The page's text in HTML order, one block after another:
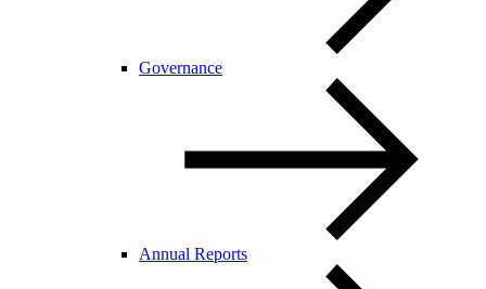
Governance
Annual Reports